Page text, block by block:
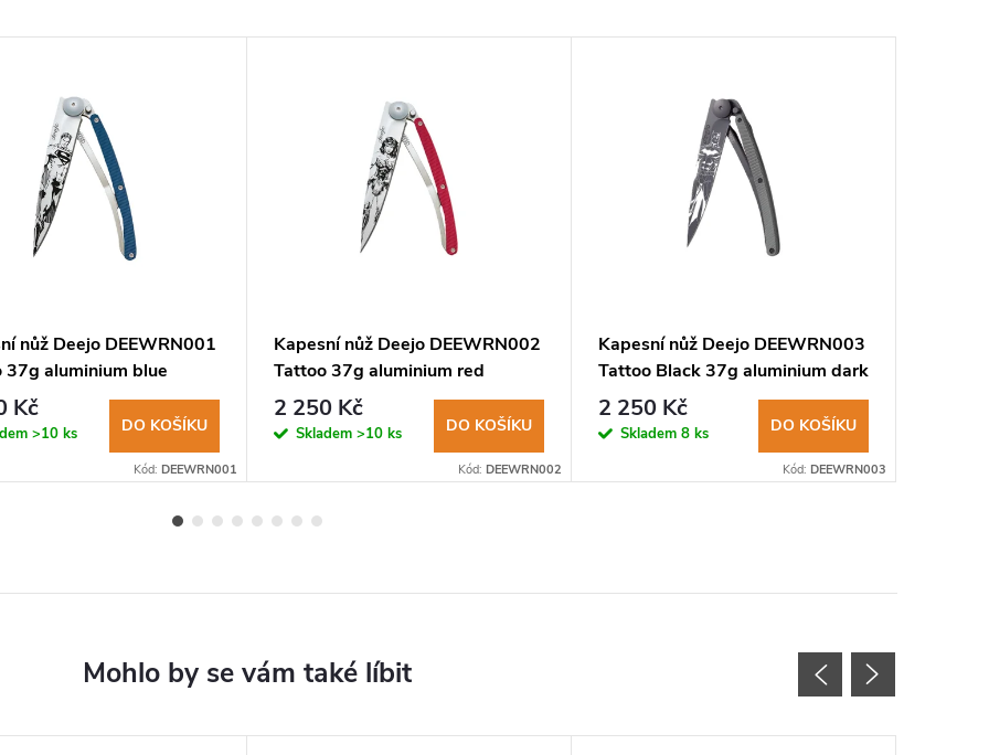
nůž Deejo DEEWRN001
37g aluminium blue
Kč
>10 ks DO KOŠÍKU
Kód: DEEWRN001
Kapesní nůž Deejo DEEWRN002
Tattoo 37g aluminium red
Wonder Woman
2 250 Kč
Skladem >10 ks DO KOŠÍKU
Kód: DEEWRN002
Kapesní nůž Deejo DEEWRN003
Tattoo Black 37g aluminium dark
grey The Batman
2 250 Kč
Skladem 8 ks DO KOŠÍKU
Kód: DEEWRN003